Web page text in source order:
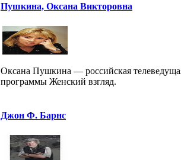
Пушкина, Оксана Викторовна
Оксана Пушкина — российская
программы Женский взгляд.
Джон Ф. Барнс